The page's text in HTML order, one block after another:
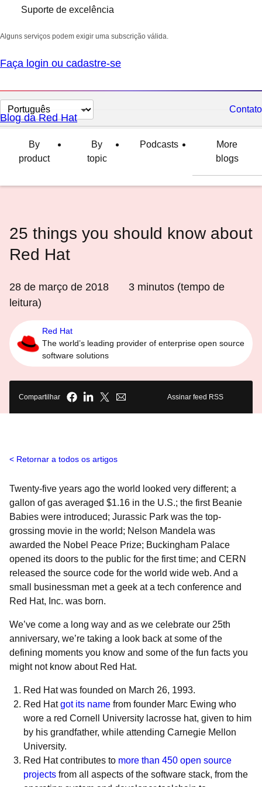
Suporte de excelência
Alguns serviços podem exigir uma subscrição válida.
Faça login ou cadastre-se
Selecionar
idioma
Contato
Blog da Red Hat
By
product
By
topic
Podcasts
More
blogs
25 things you should know about
Red Hat
28 de março de 2018 3 minutos (tempo de
leitura)
Red Hat
The world’s leading provider of enterprise open source
software solutions
Compartilhar Assinar feed RSS
Retornar a todos os artigos
Twenty-five years ago the world looked very different; a
gallon of gas averaged $1.16 in the U.S.; the first Beanie
Babies were introduced; Jurassic Park was the top-
grossing movie in the world; Nelson Mandela was
awarded the Nobel Peace Prize; Buckingham Palace
opened its doors to the public for the first time; and CERN
released the source code for the world wide web. And a
small businessman met a geek at a tech conference and
Red Hat, Inc. was born.
We’ve come a long way and as we celebrate our 25th
anniversary, we’re taking a look back at some of the
defining moments you know and some of the fun facts you
might not know about Red Hat.
Red Hat was founded on March 26, 1993.
Red Hatgot its name from founder Marc Ewing who
wore a red Cornell University lacrosse hat, given to him
by his grandfather, while attending Carnegie Mellon
University.
Red Hat contributes to more than 450 open source
projects from all aspects of the software stack, from the